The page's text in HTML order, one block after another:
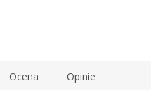
Ocena Opinie